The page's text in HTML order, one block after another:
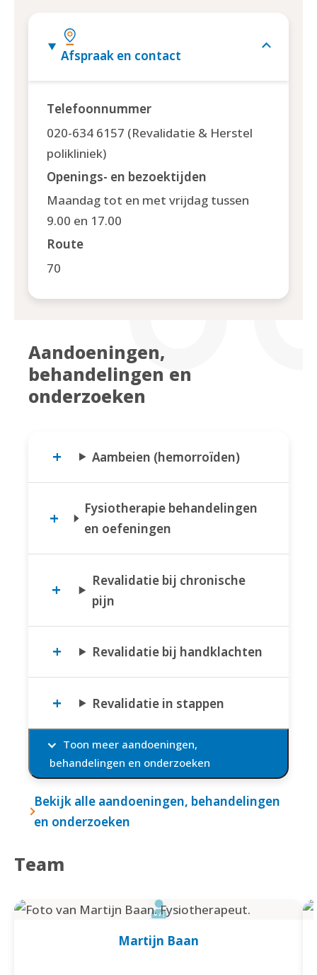
Afspraak en contact
Telefoonnummer
020-634 6157 (Revalidatie & Herstel
polikliniek)
Openings- en bezoektijden
Maandag tot en met vrijdag tussen
9.00 en 17.00
Route
70
Aandoeningen,
behandelingen en
onderzoeken
Aambeien (hemorroïden)
Fysiotherapie behandelingen
en oefeningen
Revalidatie bij chronische
pijn
Revalidatie bij handklachten
Revalidatie in stappen
behandelingen en onderzoeken
Bekijk alle aandoeningen, behandelingen
en onderzoeken
Team
Martijn Baan